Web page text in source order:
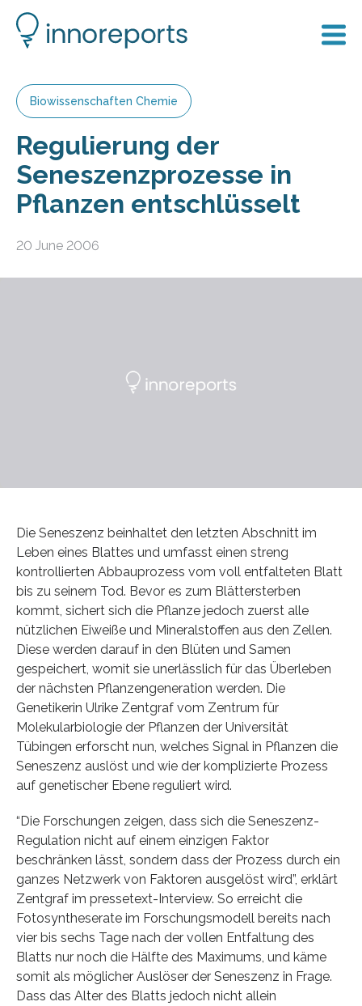
Biowissenschaften Chemie
Regulierung der
Seneszenzprozesse in
Pflanzen entschlüsselt
20 June 2006
Die Seneszenz beinhaltet den letzten Abschnitt im
Leben eines Blattes und umfasst einen streng
kontrollierten Abbauprozess vom voll entfalteten Blatt
bis zu seinem Tod. Bevor es zum Blättersterben
kommt, sichert sich die Pflanze jedoch zuerst alle
nützlichen Eiweiße und Mineralstoffen aus den Zellen.
Diese werden darauf in den Blüten und Samen
gespeichert, womit sie unerlässlich für das Überleben
der nächsten Pflanzengeneration werden. Die
Genetikerin Ulrike Zentgraf vom Zentrum für
Molekularbiologie der Pflanzen der Universität
Tübingen erforscht nun, welches Signal in Pflanzen die
Seneszenz auslöst und wie der komplizierte Prozess
auf genetischer Ebene reguliert wird.
“Die Forschungen zeigen, dass sich die Seneszenz-
Regulation nicht auf einem einzigen Faktor
beschränken lässt, sondern dass der Prozess durch ein
ganzes Netzwerk von Faktoren ausgelöst wird”, erklärt
Zentgraf im pressetext-Interview. So erreicht die
Fotosyntheserate im Forschungsmodell bereits nach
vier bis sechs Tage nach der vollen Entfaltung des
Blatts nur noch die Hälfte des Maximums, und käme
somit als möglicher Auslöser der Seneszenz in Frage.
Dass das Alter des Blatts jedoch nicht allein